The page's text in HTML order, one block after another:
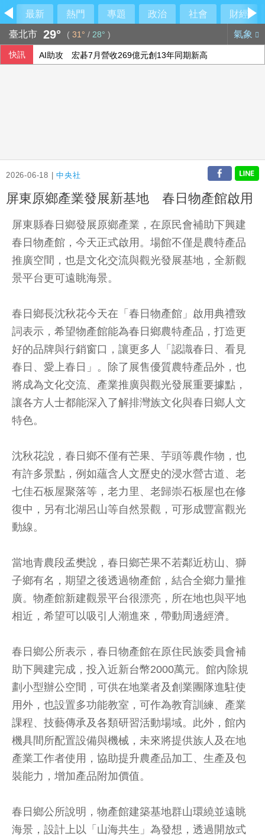
最新 熱門 專題 政治 社會
財經
臺北市 29° ( 31° / 28° ) 氣象
快訊 AI助攻 宏碁7月營收269億元創13年同期新高
2026-06-18 |中央社
屏東原鄉產業發展新基地 春日物產館啟用
屏東縣春日鄉發展原鄉產業，在原民會補助下興建
春日物產館，今天正式啟用。場館不僅是農特產品
推廣空間，也是文化交流與觀光發展基地，全新觀
景平台更可遠眺海景。
春日鄉長沈秋花今天在「春日物產館」啟用典禮致
詞表示，希望物產館能為春日鄉農特產品，打造更
好的品牌與行銷窗口，讓更多人「認識春日、看見
春日、愛上春日」。除了展售優質農特產品外，也
將成為文化交流、產業推廣與觀光發展重要據點，
讓各方人士都能深入了解排灣族文化與春日鄉人文
特色。
沈秋花說，春日鄉不僅有芒果、芋頭等農作物，也
有許多景點，例如蘊含人文歷史的浸水營古道、老
七佳石板屋聚落等，老力里、老歸崇石板屋也在修
復中，另有北湖呂山等自然景觀，可形成豐富觀光
動線。
當地青農段孟樊說，春日鄉芒果不若鄰近枋山、獅
子鄉有名，期望之後透過物產館，結合全鄉力量推
廣。物產館新建觀景平台很漂亮，所在地也與平地
相近，希望可以吸引人潮進來，帶動周邊經濟。
春日鄉公所表示，春日物產館在原住民族委員會補
助下興建完成，投入近新台幣2000萬元。館內除規
劃小型辦公空間，可供在地業者及創業團隊進駐使
用外，也設置多功能教室，可作為教育訓練、產業
課程、技藝傳承及各類研習活動場域。此外，館內
機具間所配置設備與機械，未來將提供族人及在地
產業工作者使用，協助提升農產品加工、生產及包
裝能力，增加產品附加價值。
春日鄉公所說明，物產館建築基地群山環繞並遠眺
海景，設計上以「山海共生」為發想，透過開放式